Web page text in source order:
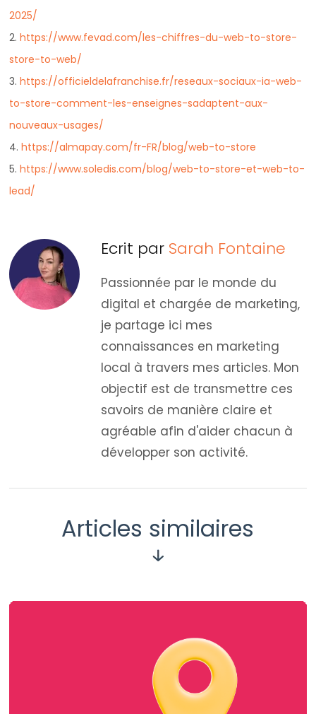
2025/
2.https://www.fevad.com/les-chiffres-du-web-to-store-
store-to-web/
3.https://officieldelafranchise.fr/reseaux-sociaux-ia-web-
to-store-comment-les-enseignes-sadaptent-aux-
nouveaux-usages/
4.https://almapay.com/fr-FR/blog/web-to-store
5.https://www.soledis.com/blog/web-to-store-et-web-to-
lead/
Ecrit par Sarah Fontaine
Passionnée par le monde du
digital et chargée de marketing,
je partage ici mes
connaissances en marketing
local à travers mes articles. Mon
objectif est de transmettre ces
savoirs de manière claire et
agréable afin d'aider chacun à
développer son activité.
Articles similaires